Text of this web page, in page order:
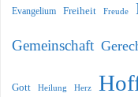
Evangelium Freiheit Freude
Gemeinschaft
Gott Heilung Herz